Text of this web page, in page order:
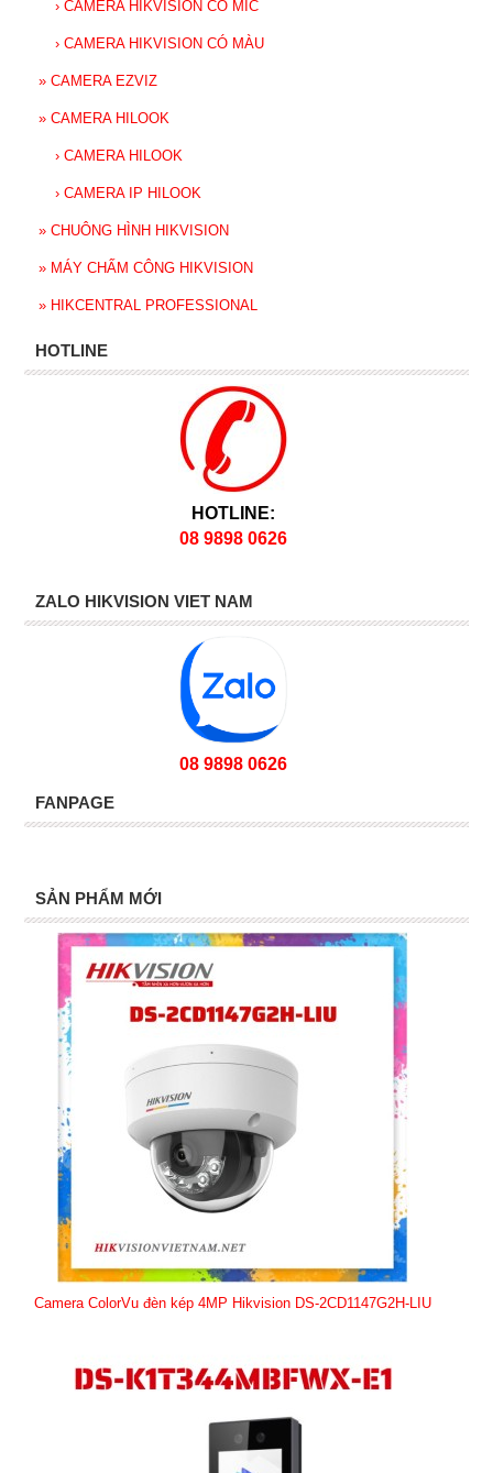
› CAMERA HIKVISION CÓ MIC
› CAMERA HIKVISION CÓ MÀU
» CAMERA EZVIZ
» CAMERA HILOOK
› CAMERA HILOOK
› CAMERA IP HILOOK
» CHUÔNG HÌNH HIKVISION
» MÁY CHẤM CÔNG HIKVISION
» HIKCENTRAL PROFESSIONAL
HOTLINE
HOTLINE:
08 9898 0626
ZALO HIKVISION VIET NAM
08 9898 0626
FANPAGE
SẢN PHẨM MỚI
Camera ColorVu đèn kép 4MP Hikvision DS-2CD1147G2H-LIU